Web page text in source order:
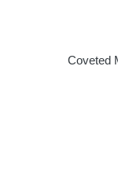
Coveted